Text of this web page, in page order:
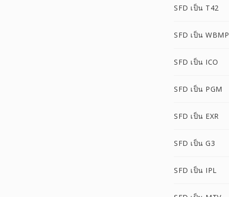
SFD เป็น T42
SFD เป็น WBMP
SFD เป็น ICO
SFD เป็น PGM
SFD เป็น EXR
SFD เป็น G3
SFD เป็น IPL